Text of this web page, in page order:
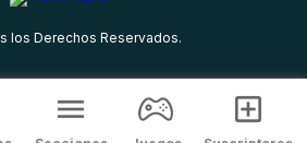
los Derechos Reservados.